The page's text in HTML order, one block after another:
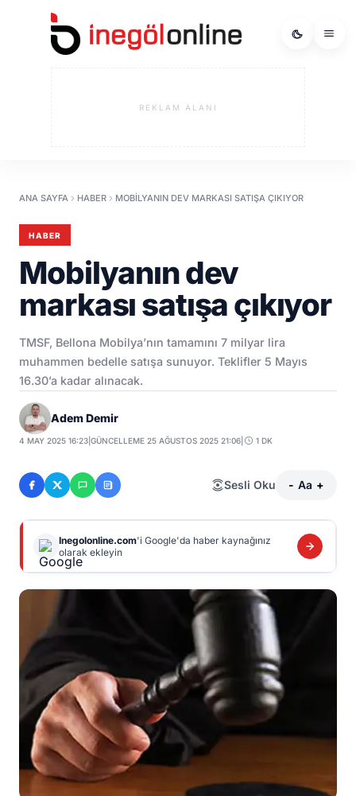
REKLAM ALANI
ANA SAYFA HABER MOBILYANIN DEV MARKASI SATIŞA ÇIKIYOR
HABER
Mobilyanın dev
markası satışa çıkıyor
TMSF, Bellona Mobilya’nın tamamını 7 milyar lira
muhammen bedelle satışa sunuyor. Teklifler 5 Mayıs
16.30’a kadar alınacak.
Adem Demir
4 MAY 2025 16:23 |GÜNCELLEME 25 AĞUSTOS 2025 21:06 1 DK
Sesli Oku - Aa +
Inegolonline.com'i Google'da haber kaynağınız
olarak ekleyin